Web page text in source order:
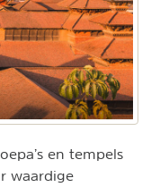
en tempels
waardige